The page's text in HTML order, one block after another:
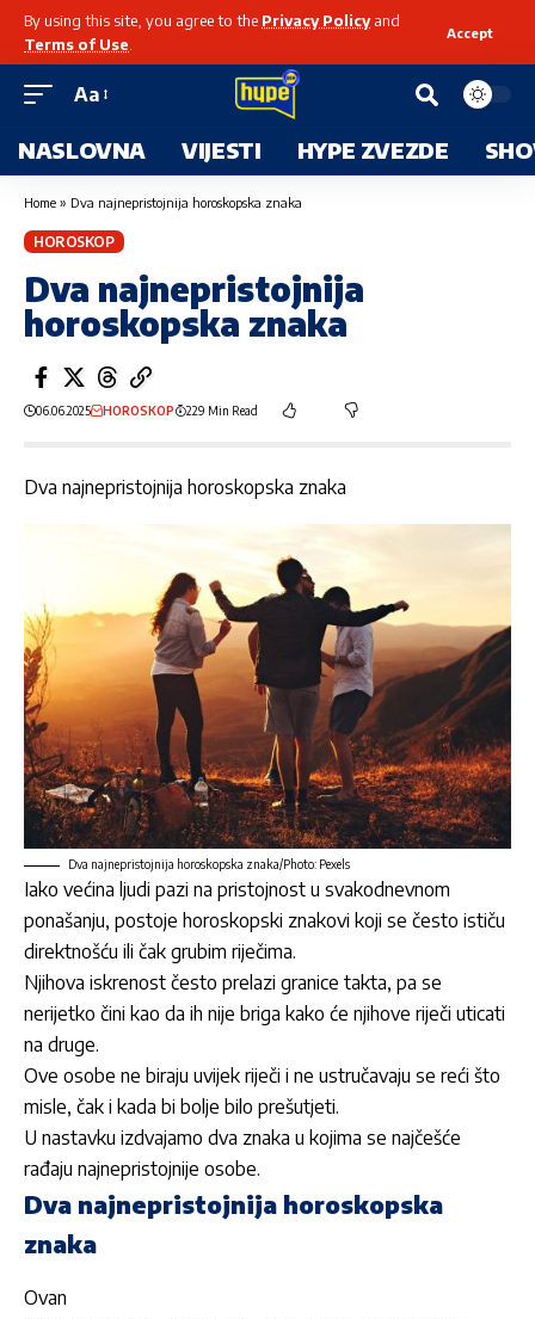
By using this site, you agree to the Privacy Policyand
Terms of Use
Accept
Aa
NASLOVNA VIJESTI HYPE ZVEZDE
Home » Dva najnepristojnija horoskopska znaka
HOROSKOP
Dva najnepristojnija
horoskopska znaka
06.06.2025 HOROSKOP 229 Min Read
Dva najnepristojnija horoskopska znaka
Dva najnepristojnija horoskopska znaka/Photo: Pexels
Iako većina ljudi pazi na pristojnost u svakodnevnom
ponašanju, postoje horoskopski znakovi koji se često ističu
direktnošću ili čak grubim riječima.
Njihova iskrenost često prelazi granice takta, pa se
nerijetko čini kao da ih nije briga kako će njihove riječi uticati
na druge.
Ove osobe ne biraju uvijek riječi i ne ustručavaju se reći što
misle, čak i kada bi bolje bilo prešutjeti.
U nastavku izdvajamo dva znaka u kojima se najčešće
rađaju najnepristojnije osobe.
Dva najnepristojnija horoskopska
znaka
Ovan